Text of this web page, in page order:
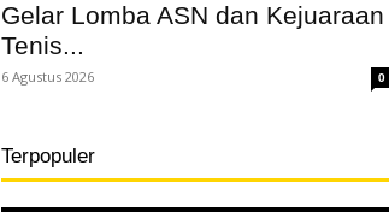
Gelar Lomba ASN dan Kejuaraan
Tenis...
6 Agustus 2026 0
Terpopuler